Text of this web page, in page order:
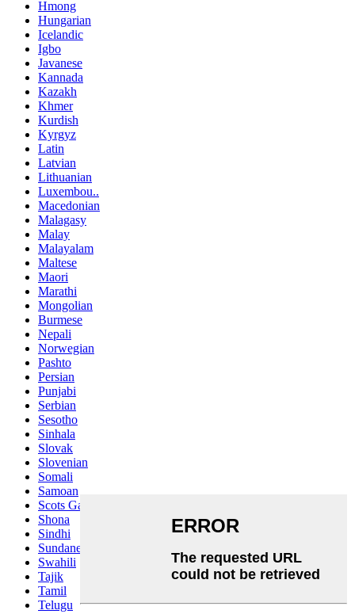
Hmong
Hungarian
Icelandic
Igbo
Javanese
Kannada
Kazakh
Khmer
Kurdish
Kyrgyz
Latin
Latvian
Lithuanian
Luxembou..
Macedonian
Malagasy
Malay
Malayalam
Maltese
Maori
Marathi
Mongolian
Burmese
Nepali
Norwegian
Pashto
Persian
Punjabi
Serbian
Sesotho
Sinhala
Slovak
Slovenian
Somali
Samoan
Scots Gaelic
Shona
Sindhi
Sundanese
Swahili
Tajik
Tamil
Telugu